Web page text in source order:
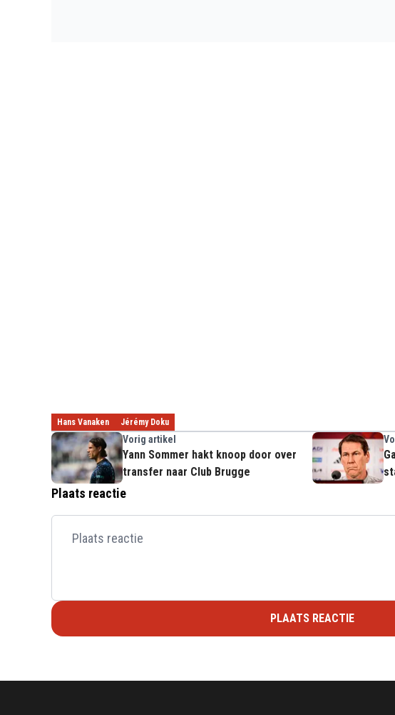
Hans Vanaken Jérémy Doku
Vorig artikel
Yann Sommer hakt knoop door over
transfer naar Club Brugge
Plaats reactie
PLAATS REACTIE